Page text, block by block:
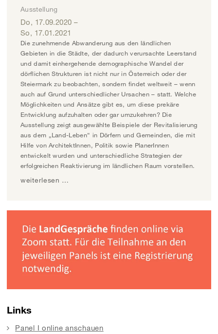
Ausstellung
Do, 17.09.2020 –
So, 17.01.2021
Die zunehmende Abwanderung aus den ländlichen
Gebieten in die Städte, der dadurch verursachte Leerstand
und damit einhergehende demographische Wandel der
dörflichen Strukturen ist nicht nur in Österreich oder der
Steiermark zu beobachten, sondern findet weltweit – wenn
auch auf Grund unterschiedlicher Ursachen – statt. Welche
Möglichkeiten und Ansätze gibt es, um diese prekäre
Entwicklung aufzuhalten oder gar umzukehren? Die
Ausstellung zeigt ausgewählte Beispiele der Revitalisierung
aus dem „Land-Leben“ in Dörfern und Gemeinden, die mit
Hilfe von ArchitektInnen, Politik sowie PlanerInnen
entwickelt wurden und unterschiedliche Strategien der
erfolgreichen Reaktivierung im ländlichen Raum vorstellen.
weiterlesen …
Links
Panel I online anschauen